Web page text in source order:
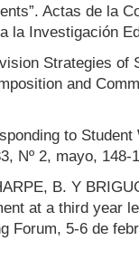
Actas de la
la Investigación
Strategies of
and
to
Nº 2, mayo, 148-
B. Y
at a third year
Forum, 5-6 de